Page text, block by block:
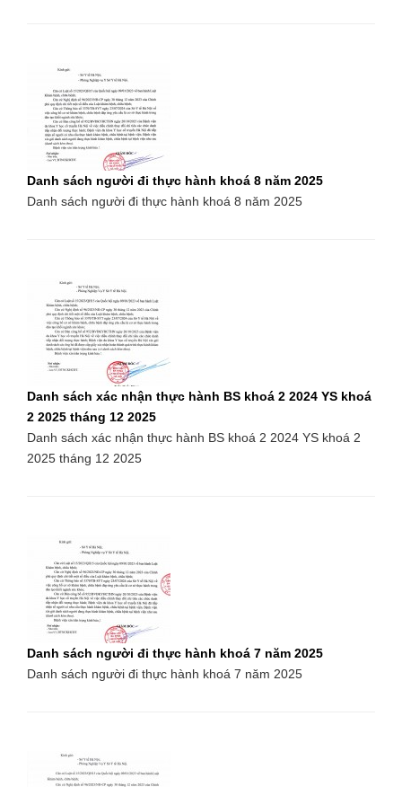
Danh sách người đi thực hành khoá 8 năm 2025
Danh sách người đi thực hành khoá 8 năm 2025
Danh sách xác nhận thực hành BS khoá 2 2024 YS khoá
2 2025 tháng 12 2025
Danh sách xác nhận thực hành BS khoá 2 2024 YS khoá 2
2025 tháng 12 2025
Danh sách người đi thực hành khoá 7 năm 2025
Danh sách người đi thực hành khoá 7 năm 2025